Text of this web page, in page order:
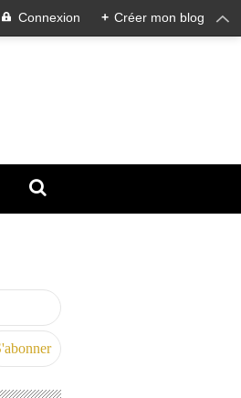
Connexion + Créer mon blog